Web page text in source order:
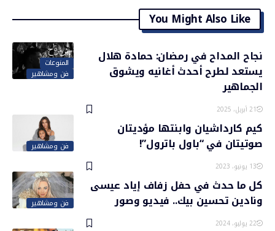
You Might Also Like
المنوعات
فن ومشاهير
نجاح المداح في رمضان: حمادة هلال
يستعد لطرح أحدث أغانيه ويشوق
الجماهير
21 أبريل، 2025
فن ومشاهير
كيم كارداشيان وابنتها مؤديتان
صوتيتان في “باول باترول”!
13 يونيو، 2023
فن ومشاهير
كل ما حدث في حفل زفاف إياد عيسى
ونادين تحسين بيك.. فيديو وصور
22 يوليو، 2024